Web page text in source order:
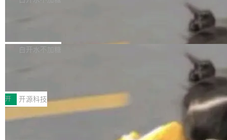
个主 agent 循环，外加一组后台 agent。这些后
库，并将作为transport接入Mooncake TENT。
MPComm将作为一种传输引擎接入Mooncake T
ENT，实现零拷贝传输性能提升30%、非零拷贝
传输性能最高提升5倍。UCL-MPComm底层基
于自研UCL-Engine通信引擎，后续腾讯网平将
白开水不加糖
型案例入选名单》，深信服“面向企业研发场景的
开源 AI 编程平台 CoStrict 应用”凭借卓越的技术
创新与落地成效成功入选。 全链路私有化部署，
助力企业AI研发安全落地 当前，越来越多企业已
开 开源科技
深信服AI算力网关入选工信部人工智能
前不久，工业和信息化部正式发布《2025年人工